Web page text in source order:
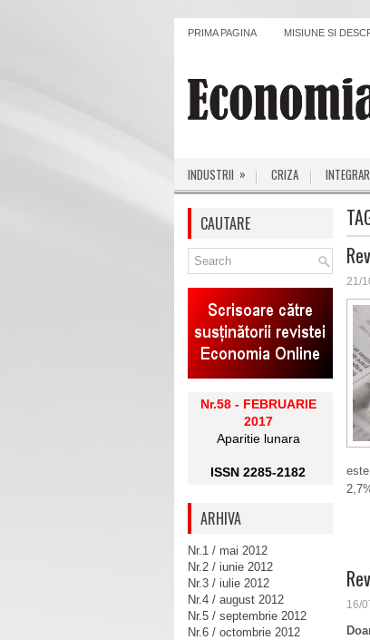
PRIMA PAGINA MISIUNE SI
INDUSTRII » CRIZA
21/
16/
CAUTARE
Nr.58 - FEBRUARIE
2017
Aparitie lunara
ISSN 2285-2182
ARHIVA
Nr.1 / mai 2012
Nr.2 / iunie 2012
Nr.3 / iulie 2012
Nr.4 / august 2012
Nr.5 / septembrie 2012
Nr.6 / octombrie 2012